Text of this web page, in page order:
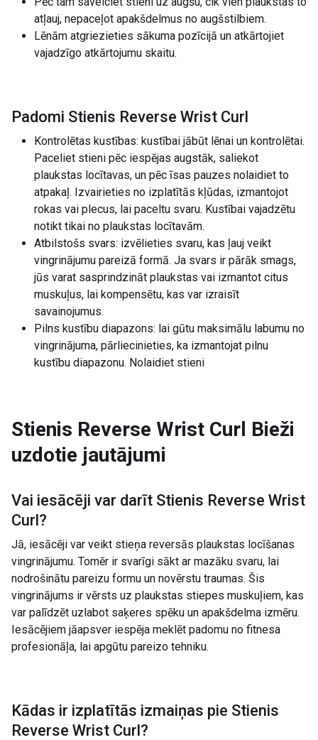
atļauj, nepaceļot apakšdelmus no augšstilbiem.
Lēnām atgriezieties sākuma pozīcijā un atkārtojiet
vajadzīgo atkārtojumu skaitu.
Padomi Stienis Reverse Wrist Curl
Kontrolētas kustības: kustībai jābūt lēnai un kontrolētai.
Paceliet stieni pēc iespējas augstāk, saliekot
plaukstas locītavas, un pēc īsas pauzes nolaidiet to
atpakaļ. Izvairieties no izplatītās kļūdas, izmantojot
rokas vai plecus, lai paceltu svaru. Kustībai vajadzētu
notikt tikai no plaukstas locītavām.
Atbilstošs svars: izvēlieties svaru, kas ļauj veikt
vingrinājumu pareizā formā. Ja svars ir pārāk smags,
jūs varat sasprindzināt plaukstas vai izmantot citus
muskuļus, lai kompensētu, kas var izraisīt
savainojumus.
Pilns kustību diapazons: lai gūtu maksimālu labumu no
vingrinājuma, pārliecinieties, ka izmantojat pilnu
kustību diapazonu. Nolaidiet stieni
Stienis Reverse Wrist Curl Bieži
uzdotie jautājumi
Vai iesācēji var darīt Stienis Reverse Wrist
Curl?
Jā, iesācēji var veikt stieņa reversās plaukstas locīšanas
vingrinājumu. Tomēr ir svarīgi sākt ar mazāku svaru, lai
nodrošinātu pareizu formu un novērstu traumas. Šis
vingrinājums ir vērsts uz plaukstas stiepes muskuļiem, kas
var palīdzēt uzlabot saķeres spēku un apakšdelma izmēru.
Iesācējiem jāapsver iespēja meklēt padomu no fitnesa
profesionāļa, lai apgūtu pareizo tehniku.
Kādas ir izplatītās izmaiņas pie Stienis
Reverse Wrist Curl?